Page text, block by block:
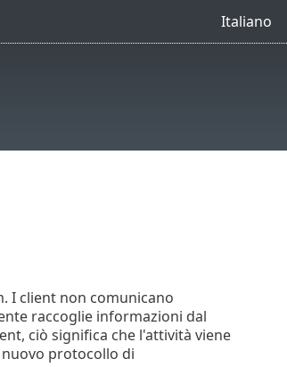
Italiano
I client non comunicano
raccoglie informazioni dal
ciò significa che l'attività viene
nuovo protocollo di